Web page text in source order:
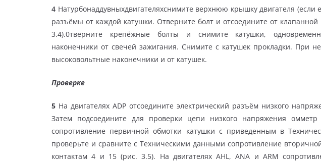
4 Натурбонаддувныхдвигателяхснимите верхнюю крышку двигателя (если
разъёмы от каждой катушки. Отверните болт и отсоедините от
3.4).0тверните крепёжные болты и снимите катушки,
наконечники от свечей зажигания. Снимите с катушек прокладки. При
высоковольтные наконечники и от катушек.
Проверке
5 На двигателях ADP отсоедините электрический разъём низкого
Затем подсоедините для проверки цепи низкого напряжения
сопротивление первичной обмотки катушки с приведенным в
проверьте и сравните с Техническими данными сопротивление
контактам 4 и 15 (рис. 3.5). На двигателях AHL, ANA и ARM